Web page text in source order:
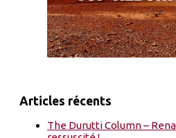
Articles récents
The Durutti Column –